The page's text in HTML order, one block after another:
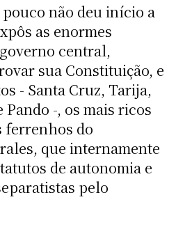
não deu início a
as enormes
central,
sua Constituição, e
- Santa Cruz, Tarija,
-, os mais ricos
ferrenhos do
que internamente
de autonomia e
pelo